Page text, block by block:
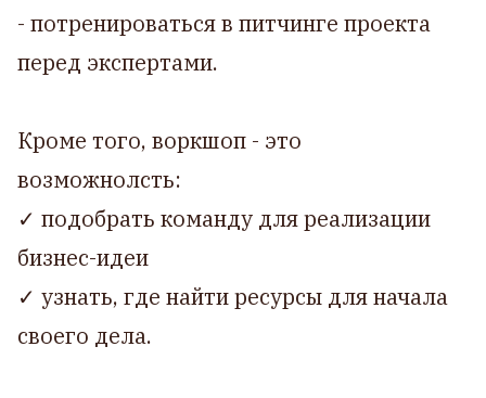
- потренироваться в питчинге проекта
перед экспертами.
Кроме того, воркшоп - это
возможнолсть:
✓ подобрать команду для реализации
бизнес-идеи
✓ узнать, где найти ресурсы для начала
своего дела.